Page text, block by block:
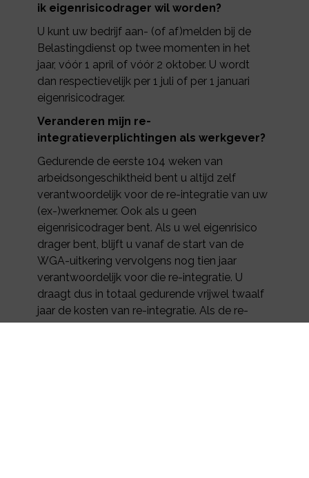
ik eigenrisicodrager wil worden?
U kunt uw bedrijf aan- (of af)melden bij de
Belastingdienst op twee momenten in het
jaar, vóór 1 april of vóór 2 oktober. U wordt
dan respectievelijk per 1 juli of per 1 januari
eigenrisicodrager.
Veranderen mijn re-
integratieverplichtingen als werkgever?
Gedurende de eerste 104 weken van
arbeidsongeschiktheid bent u altijd zelf
verantwoordelijk voor de re-integratie van uw
(ex-)werknemer. Ook als u geen
eigenrisicodrager bent. Als u wel eigenrisico
drager bent, blijft u vanaf de start van de
WGA-uitkering vervolgens nog tien jaar
verantwoordelijk voor die re-integratie. U
draagt dus in totaal gedurende vrijwel twaalf
jaar de kosten van re-integratie. Als de re-
integratie succesvol is en de WGA-uitkering